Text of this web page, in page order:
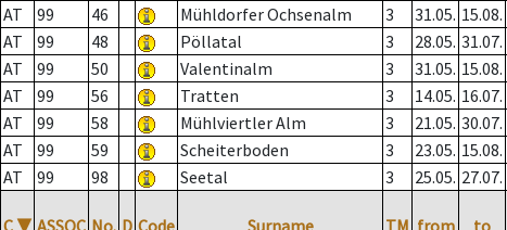
AT
99 46 Mühldorfer Ochsenalm 3 31.05. 15.08.
AT
99 48 Pöllatal 3 28.05. 31.07.
AT
99 50 Valentinalm 3 31.05. 15.08.
AT
99 56 Tratten 3 14.05. 16.07.
AT
99 58 Mühlviertler Alm 3 21.05. 30.07.
AT
99 59 Scheiterboden 3 23.05. 15.08.
AT
99 98 Seetal 3 25.05. 27.07.